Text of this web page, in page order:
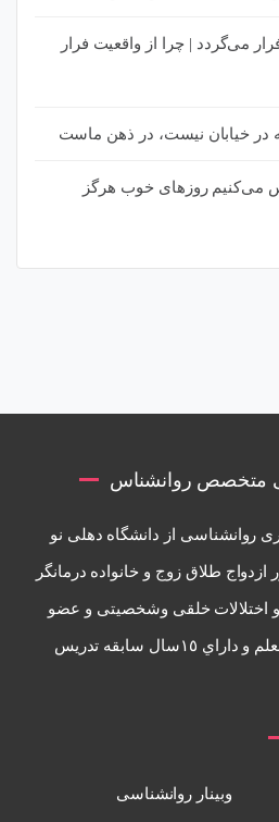
می‌گردد | چرا از واقعیت فرار
در خیابان نیست، در ذهن ماست
می‌کنیم روزهای خوب هرگز
متخصص روانشناس
روانشناسی از دانشگاه دهلی نو
طلاق زوج و خانواده درمانگر
خلقی وشخصيتی و عضو
هئيت علمی دانشگاه تربيت معلم و داراي ١٥سال سابقه تدريس
وبینار روانشناسی